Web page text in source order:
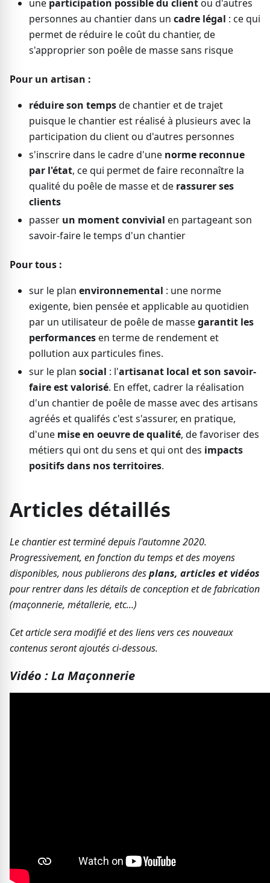
une participation possible du clientou d'autres
personnes au chantier dans un cadre légal : ce qui
permet de réduire le coût du chantier, de
s'approprier son poêle de masse sans risque
Pour un artisan :
réduire son tempsde chantier et de trajet
puisque le chantier est réalisé à plusieurs avec la
participation du client ou d'autres personnes
s'inscrire dans le cadre d'une norme reconnue
par l'état, ce qui permet de faire reconnaître la
qualité du poêle de masse et de rassurer ses
clients
passer un moment convivial en partageant son
savoir-faire le temps d'un chantier
Pour tous :
sur le plan environnemental : une norme
exigente, bien pensée et applicable au quotidien
par un utilisateur de poêle de massegarantit les
performancesen terme de rendement et
pollution aux particules fines.
sur le plan social : l'artisanat local et son savoir-
faire est valorisé. En effet, cadrer la réalisation
d'un chantier de poêle de masse avec des artisans
agréés et qualifés c'est s'assurer, en pratique,
d'une mise en oeuvre de qualité, de favoriser des
métiers qui ont du sens et qui ont des impacts
positifs dans nos territoires.
Articles détaillés
Le chantier est terminé depuis l'automne 2020.
Progressivement, en fonction du temps et des moyens
disponibles, nous publierons desplans, articles et vidéos
pour rentrer dans les détails de conception et de fabrication
(maçonnerie, métallerie, etc...)
Cet article sera modifié et des liens vers ces nouveaux
contenus seront ajoutés ci-dessous.
Vidéo : La Maçonnerie